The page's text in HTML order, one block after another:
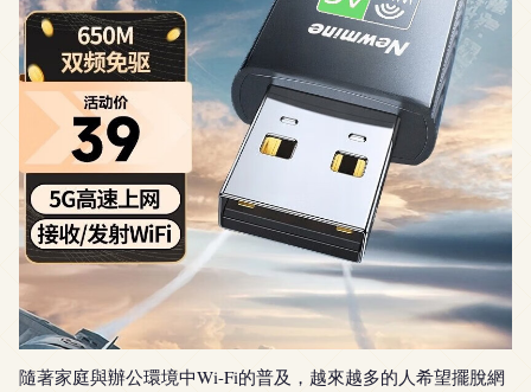
隨著家庭與辦公環境中Wi-Fi的普及，越來越多的人希望擺脫網